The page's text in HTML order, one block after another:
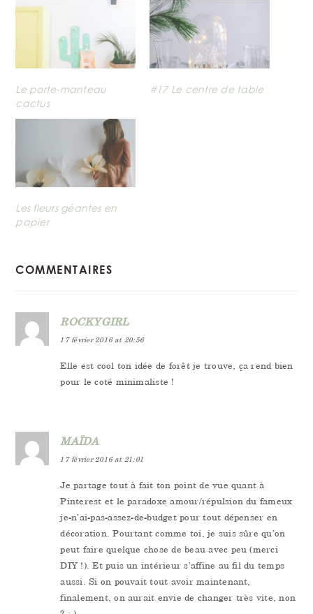
Le porte-manteau
cactus
#17 Le centre de table
Les fleurs géantes en
papier
COMMENTAIRES
ROCKYGIRL
17 février 2016 at 20:56
Elle est cool ton idée de forêt je trouve, ça rend bien
pour le coté minimaliste !
MAÏDA
17 février 2016 at 21:01
Je partage tout à fait ton point de vue quant à
Pinterest et le paradoxe amour/répulsion du fameux
je-n’ai-pas-assez-de-budget pour tout dépenser en
décoration. Pourtant comme toi, je suis sûre qu’on
peut faire quelque chose de beau avec peu (merci
DIY !). Et puis un intérieur s’affine au fil du temps
aussi. Si on pouvait tout avoir maintenant,
finalement, on aurait envie de changer très vite, non